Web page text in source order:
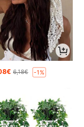
6,18€ -1%